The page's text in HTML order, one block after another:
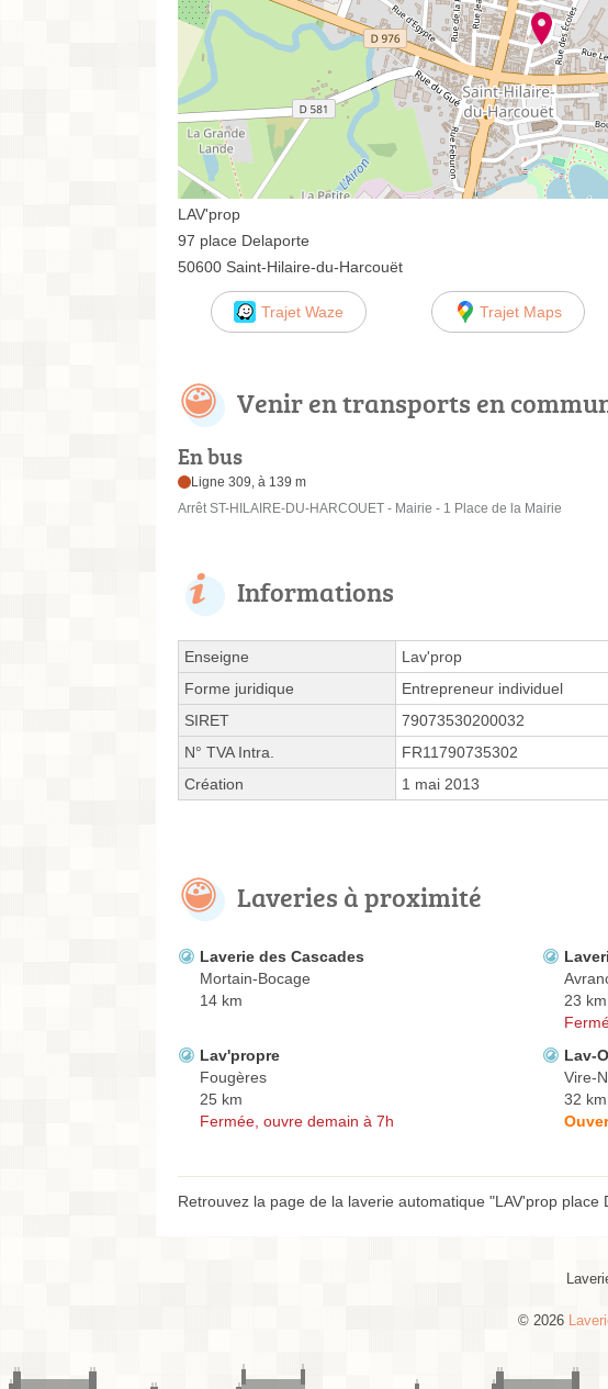
LAV'prop
97 place Delaporte
50600 Saint-Hilaire-du-Harcouët
Trajet Waze Trajet Maps
Venir en transports en
En bus
Ligne 309, à 139 m
Arrêt ST-HILAIRE-DU-HARCOUET - Mairie - 1 Place de la Mairie
Informations
Enseigne
Lav'prop
Forme juridique
Entrepreneur individuel
SIRET
79073530200032
N° TVA Intra.
FR11790735302
Création
1 mai 2013
Laveries à proximité
Laverie des Cascades
Mortain-Bocage
14 km
23 km
Lav'propre
Fougères
25 km
Fermée, ouvre demain à 7h
Lav-
Vire-
32 km
Retrouvez la page de la laverie automatique "LAV'prop place
© 2026